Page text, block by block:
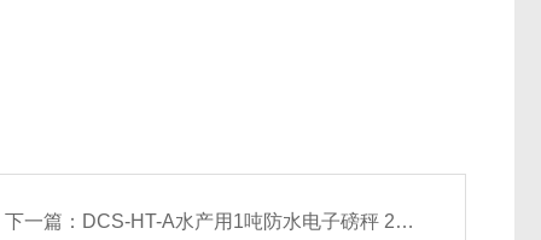
下一篇： DCS-HT-A水产用1吨防水电子磅秤 2T全不锈钢防腐地磅 304材质电子平台称